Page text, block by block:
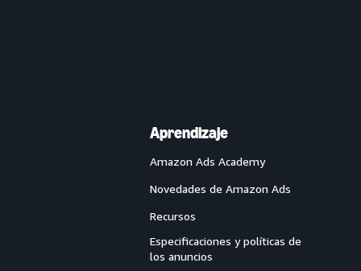
Aprendizaje
Amazon Ads Academy
Novedades de Amazon Ads
Recursos
Especificaciones y políticas de
los anuncios